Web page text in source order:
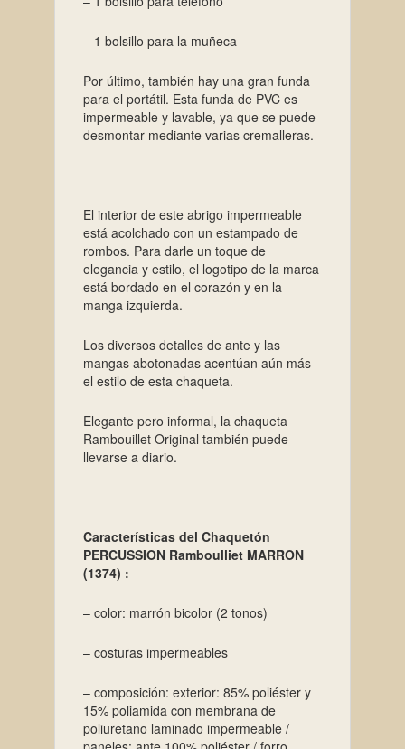
– 1 bolsillo para la muñeca
Por último, también hay una gran funda
para el portátil. Esta funda de PVC es
impermeable y lavable, ya que se puede
desmontar mediante varias cremalleras.
El interior de este abrigo impermeable
está acolchado con un estampado de
rombos. Para darle un toque de
elegancia y estilo, el logotipo de la marca
está bordado en el corazón y en la
manga izquierda.
Los diversos detalles de ante y las
mangas abotonadas acentúan aún más
el estilo de esta chaqueta.
Elegante pero informal, la chaqueta
Rambouillet Original también puede
llevarse a diario.
Características del Chaquetón
PERCUSSION Ramboulliet MARRON
(1374) :
– color: marrón bicolor (2 tonos)
– costuras impermeables
– composición: exterior: 85% poliéster y
15% poliamida con membrana de
poliuretano laminado impermeable /